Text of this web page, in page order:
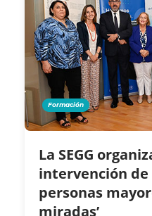
Formación
La SEGG
intervención
personas
miradas’